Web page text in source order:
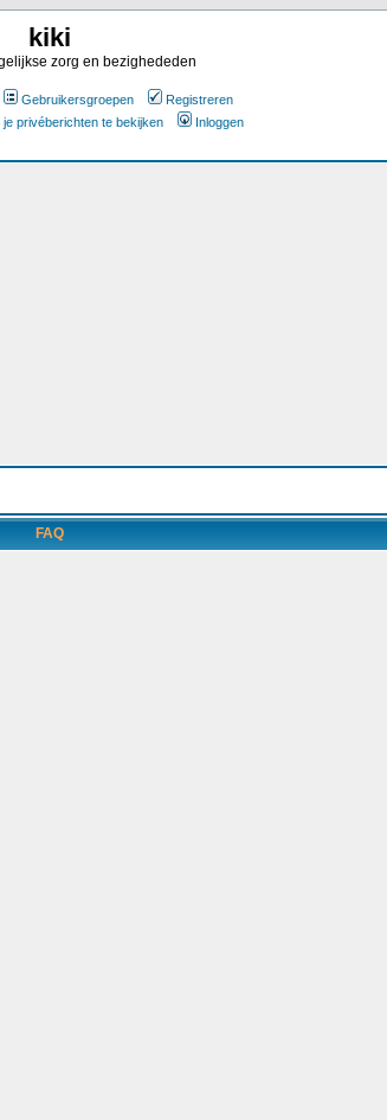
kiki
zorg en bezighededen
Gebruikersgroepen
Registreren
je privéberichten te bekijken Inloggen
FAQ